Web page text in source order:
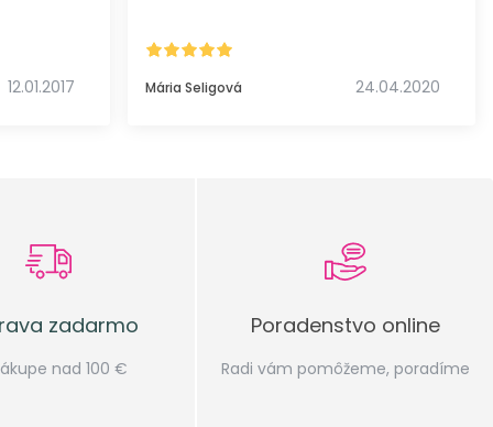
12.01.2017 Mária Seligová 24.04.2020
zadarmo
nad 100 €
Poradenstvo online
Radi vám pomôžeme, poradíme